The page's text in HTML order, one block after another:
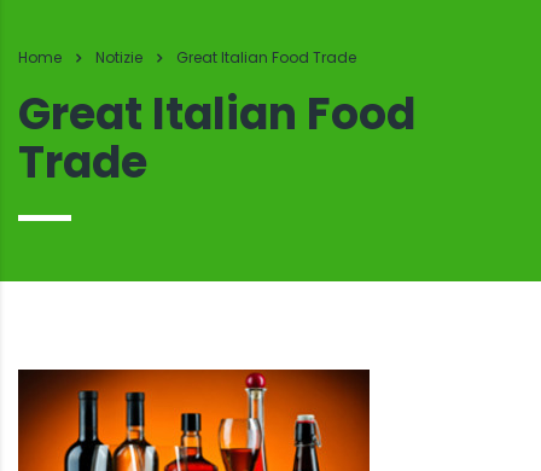
Home Notizie Great Italian Food Trade
Great Italian Food
Trade